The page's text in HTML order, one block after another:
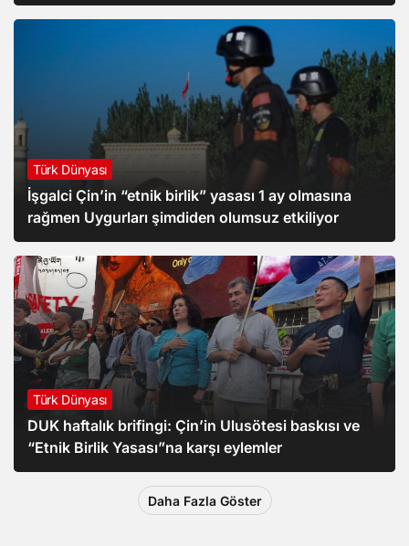
Türk Dünyası
İşgalci Çin’in “etnik birlik” yasası 1 ay olmasına
rağmen Uygurları şimdiden olumsuz etkiliyor
Türk Dünyası
DUK haftalık brifingi: Çin’in Ulusötesi baskısı ve
“Etnik Birlik Yasası”na karşı eylemler
Daha Fazla Göster